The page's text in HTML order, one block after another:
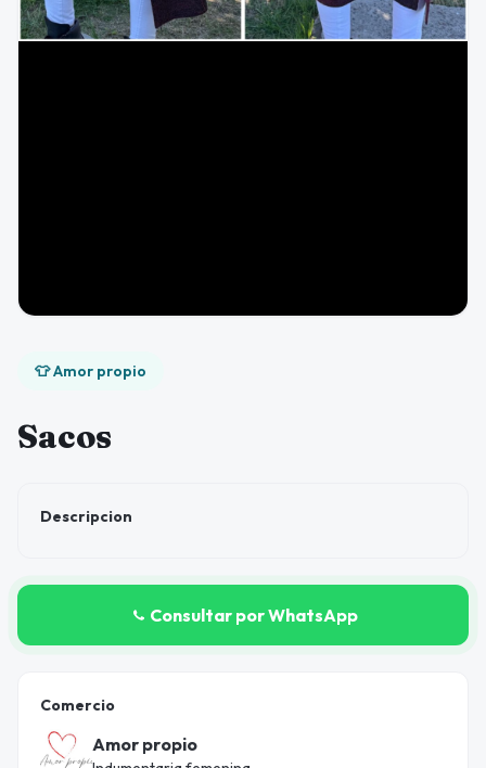
👕 Amor propio
Sacos
Descripcion
Consultar por WhatsApp
Comercio
Amor propio